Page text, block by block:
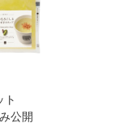
ト
公開